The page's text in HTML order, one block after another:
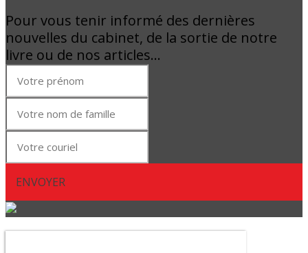
Pour vous tenir informé des dernières
nouvelles du cabinet, de la sortie de notre
livre ou de nos articles…
ENVOYER